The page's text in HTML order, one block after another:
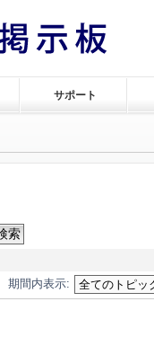
サポート
期間内表示: